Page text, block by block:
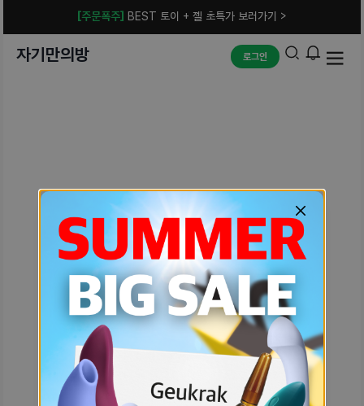
[주문폭주] BEST 토이 + 젤 초특가 보러가기 >
자기만의방 로그인
예상치 못한 에러입니다.